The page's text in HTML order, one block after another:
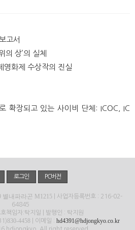
고서
의 상’의 실체
영화제 수상작의 진실
확장되고 있는 사이비 단체: ICOC, IC
로그인 PC버전
별내파라곤 M1215 | 사업자등록번호 : 216-02-
64845
책임자:탁지일 | 발행인 : 탁지원
830-4458 | 이메일 : hd4391@hdjongkyo.co.kr